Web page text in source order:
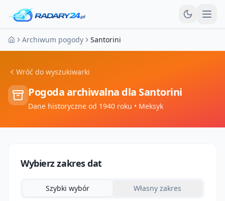
Strona główna
Archiwum pogody Santorini
Wróć do wyszukiwarki
Pogoda archiwalna dla Santorini
Dane historyczne od 1940 roku • Meksyk
Wybierz zakres dat
Szybki wybór Własny zakres